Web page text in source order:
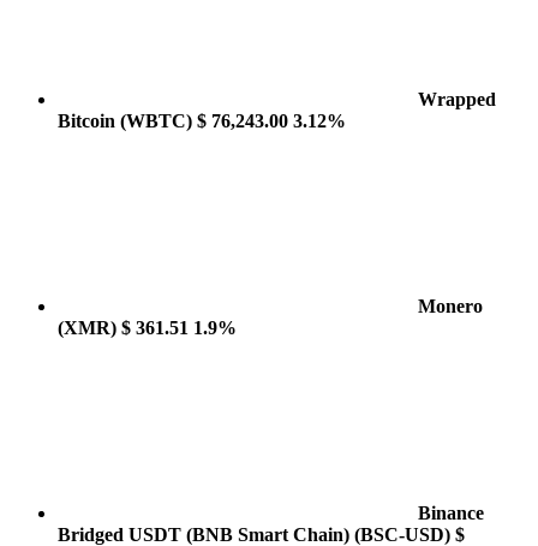
Wrapped
Bitcoin (WBTC) $ 76,243.00 3.12%
Monero
(XMR) $ 361.51 1.9%
Binance
Bridged USDT (BNB Smart Chain) (BSC-USD) $